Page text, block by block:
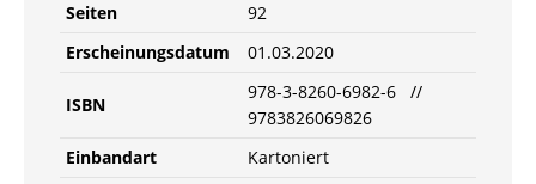
Seiten
92
Erscheinungsdatum
01.03.2020
ISBN
978-3-8260-6982-6 //
9783826069826
Einbandart
Kartoniert